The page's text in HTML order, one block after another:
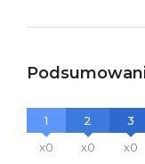
1
x0
2
x0
3
x0